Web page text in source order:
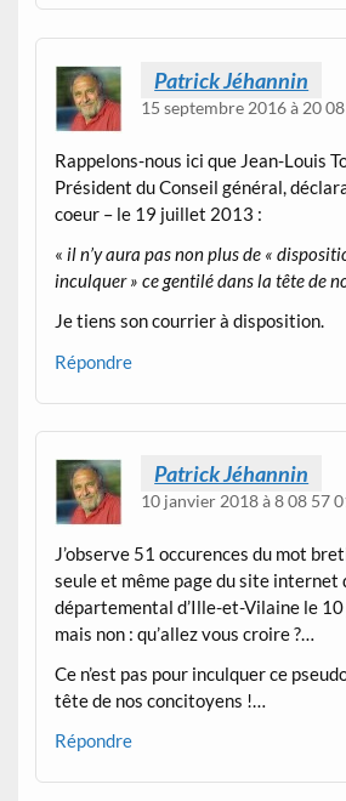
Patrick Jéhannin
15 septembre 2016 à 20
Rappelons-nous ici que Jean-Louis
Président du Conseil général,
coeur – le 19 juillet 2013 :
«il n’y aura pas non plus de «
inculquer » ce gentilé dans la tête de
Je tiens son courrier à disposition.
Répondre
Patrick Jéhannin
10 janvier 2018 à 8 08 57
J’observe 51 occurences du mot
seule et même page du site internet
départemental d’Ille-et-Vilaine le
mais non : qu’allez vous croire ?…
Ce n’est pas pour inculquer ce
tête de nos concitoyens !…
Répondre